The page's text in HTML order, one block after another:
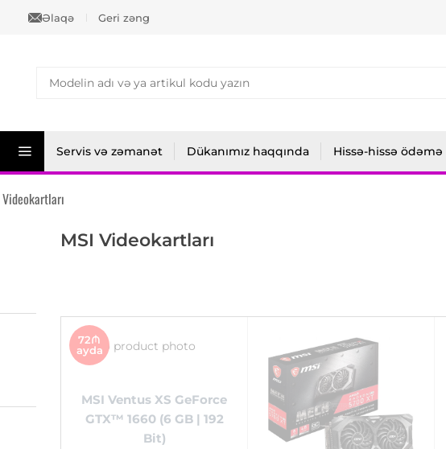
Əlaqə Geri zəng
Servis və zəmanət Dükanımız haqqında Hissə-hissə ödəmə
MSI Videokartları
72₼
ayda
MSI Ventus XS GeForce
GTX™ 1660 (6 GB | 192
Bit)